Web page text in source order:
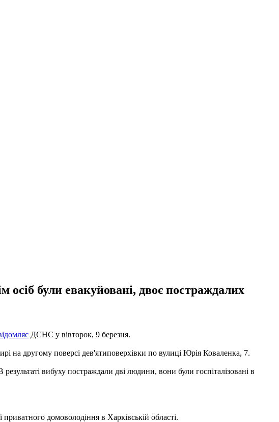
осіб були евакуйовані, двоє постраждалих
ДСНС у вівторок, 9 березня.
на другому поверсі дев'ятиповерхівки по вулиці Юрія Коваленка, 7.
вибуху постраждали дві людини, вони були госпіталізовані в
приватного домоволодіння в Харківській області.